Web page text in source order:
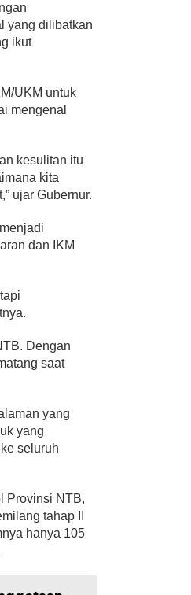
yang dilibatkan
ikut
UKM untuk
mengenal
kesulitan itu
kita
ujar Gubernur.
dan IKM
Dengan
saat
yang
yang
seluruh
Provinsi NTB,
tahap II
hanya 105